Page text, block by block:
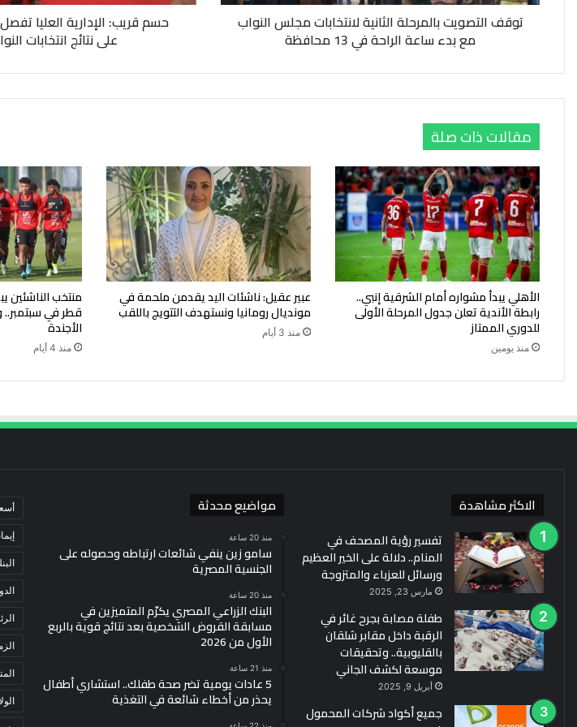
بدء
ساعة
13
توقف التصويت بالمرحلة الثانية لانتخابات مجلس النواب
مع بدء ساعة الراحة في 13 محافظة
طعنًا
النواب
على نتائج انتخابات النواب
مقالات ذات صلة
الأهلي يبدأ مشواره أمام الشرقية إنبي..
رابطة الأندية تعلن جدول المرحلة الأولى
للدوري الممتاز
منذ يومين
عبير عقيل: ناشئات اليد يقدمن ملحمة في
مونديال رومانيا ونستهدف التتويج باللقب
منذ 3 أيام
منتخب الناشئين
الأجندة
منذ 4 أيام
الاكثر مشاهدة
تفسير رؤية المصحف في
المنام.. دلالة على الخير العظيم
ورسائل للعزباء والمتزوجة
مارس 23, 2025
طفلة مصابة بجرح غائر في
الرقبة داخل مقابر شلقان
بالقليوبية.. وتحقيقات
موسعة لكشف الجاني
أبريل 9, 2025
جميع أكواد شركات المحمول
مواضيع محدثة
منذ 20 ساعة
سامو زين ينفي شائعات ارتباطه وحصوله على
الجنسية المصرية
منذ 20 ساعة
البنك الزراعي المصري يكرّم المتميزين في
مسابقة القروض الشخصية بعد نتائج قوية بالربع
الأول من 2026
منذ 21 ساعة
5 عادات يومية تضر صحة طفلك.. استشاري أطفال
يحذر من أخطاء شائعة في التغذية